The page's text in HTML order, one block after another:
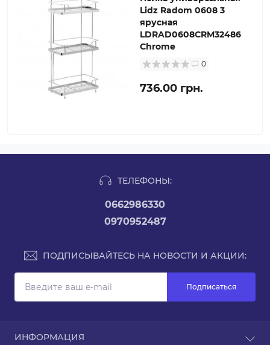
Lidz Radom 0608 3
ярусная
LDRAD0608CRM32486
Chrome
0
736.00 грн.
ТЕЛЕФОНЫ:
0662986330
0970952487
ПОДПИСЫВАЙТЕСЬ НА НОВОСТИ И АКЦИИ:
Подписаться
ИНФОРМАЦИЯ